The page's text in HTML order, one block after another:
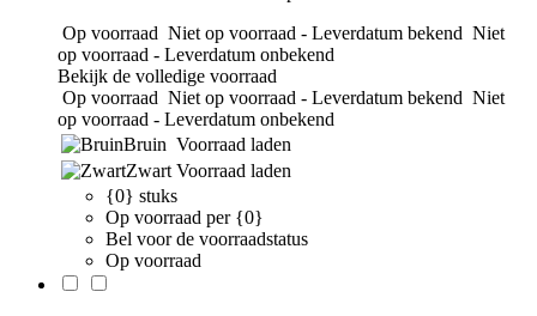
Op voorraad Niet op voorraad - Leverdatum bekend Niet
op voorraad - Leverdatum onbekend
Bekijk de volledige voorraad
Op voorraad Niet op voorraad - Leverdatum bekend Niet
op voorraad - Leverdatum onbekend
Bruin Voorraad laden
Zwart Voorraad laden
{0} stuks
Op voorraad per {0}
Bel voor de voorraadstatus
Op voorraad